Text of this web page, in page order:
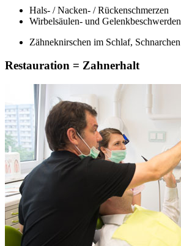
Hals- / Nacken- / Rückenschmerzen
Wirbelsäulen- und Gelenkbeschwerden
Zähneknirschen im Schlaf, Schnarchen
Restauration = Zahnerhalt